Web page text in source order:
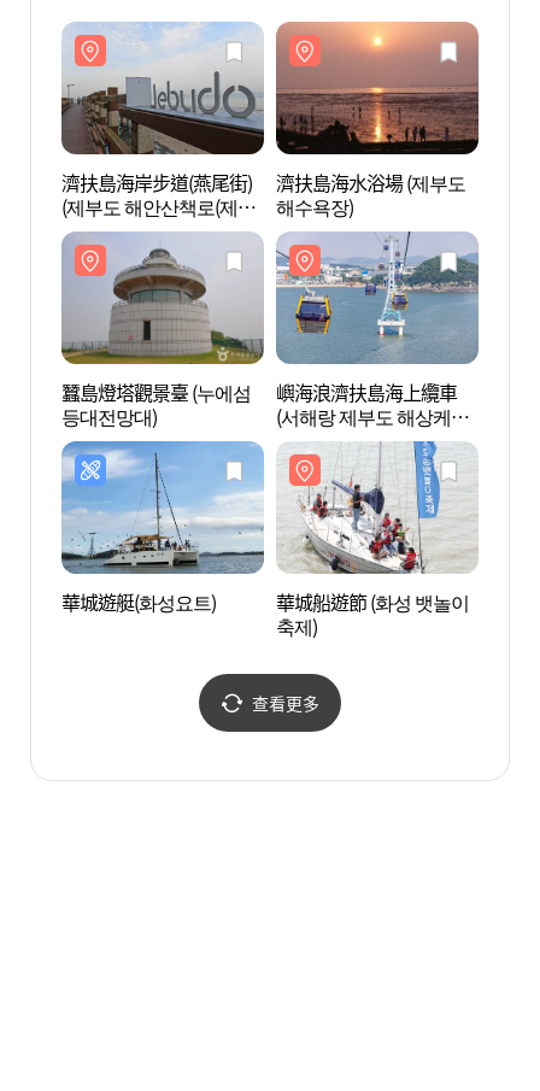
濟扶島海岸步道(燕尾街)
(제부도 해안산책로(제비
꼬리길))
濟扶島海水浴場 (제부도
해수욕장)
蠶島燈塔觀景臺 (누에섬
등대전망대)
嶼海浪濟扶島海上纜車
(서해랑 제부도 해상케이
블카)
華城遊艇(화성요트)
華城船遊節 (화성 뱃놀이
축제)
查看更多